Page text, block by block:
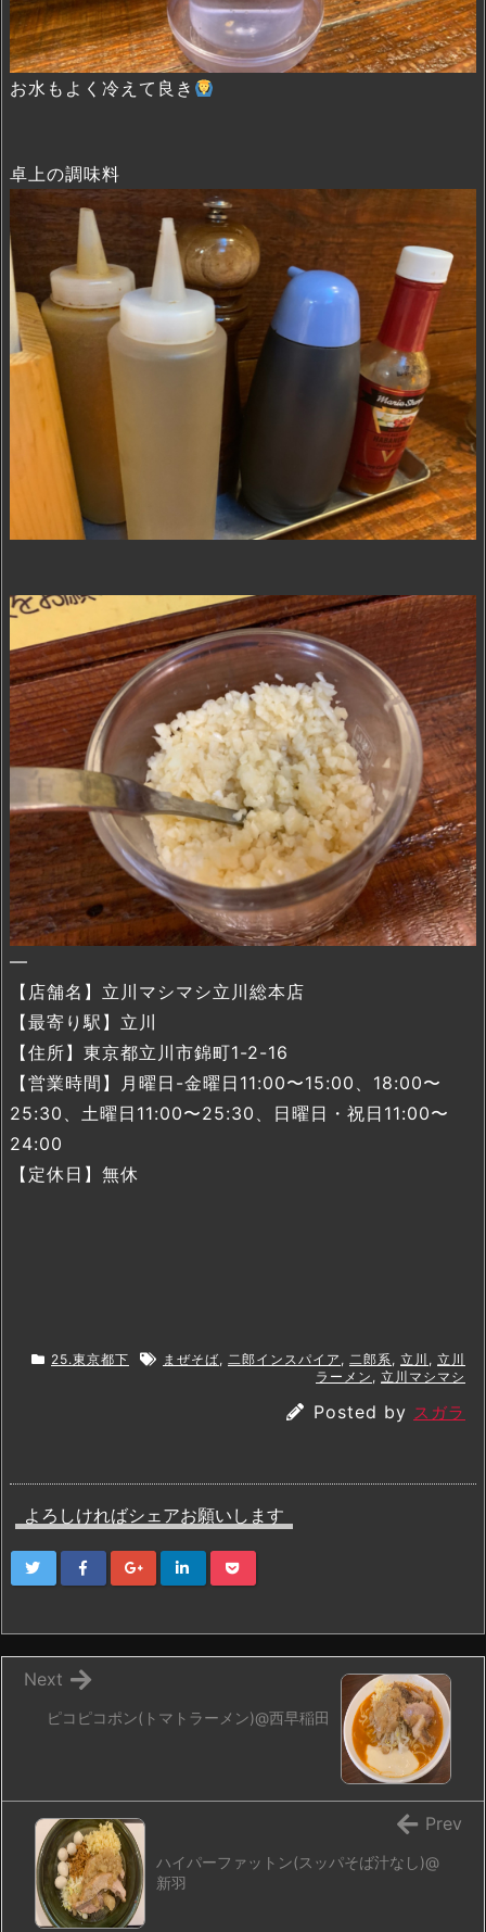
お水もよく冷えて良き
卓上の調味料
—
【店舗名】立川マシマシ立川総本店
【最寄り駅】立川
【住所】東京都立川市錦町1-2-16
【営業時間】月曜日-金曜日11:00〜15:00、18:00〜
25:30、土曜日11:00〜25:30、日曜日・祝日11:00〜
24:00
【定休日】無休
25.東京都下 まぜそば, 二郎インスパイア , 二郎系, 立川 , 立川
ラーメン , 立川マシマシ
Posted by スガラ
よろしければシェアお願いします
ピコピコポン(トマトラーメン)@西早稲田
Next
ハイパーファットン(スッパそば汁なし)@
新羽
Prev